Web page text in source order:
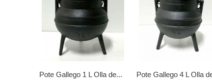
Pote Gallego 1 L Olla de... Pote Gallego 4 L Olla